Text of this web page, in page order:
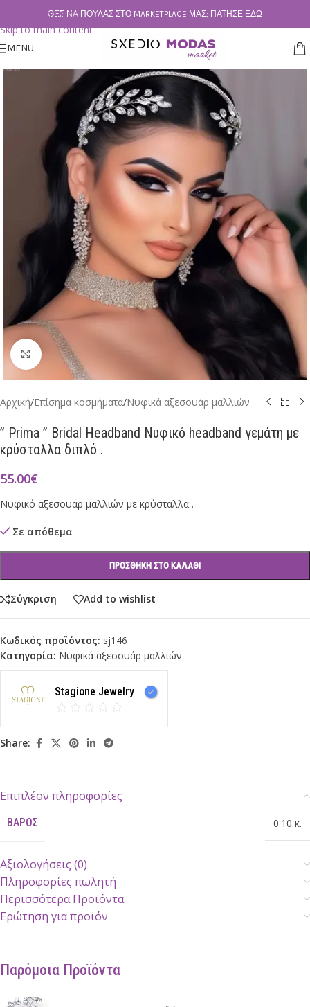
Skip to navigation
Skip to main content
ΘΕΣ ΝΑ ΠΟΥΛΆΣ ΣΤΟ MARKETPLACE ΜΑΣ; ΠΆΤΗΣΕ ΕΔΏ
MENU
Click to enlarge
Αρχική/Επίσημα κοσμήματα/Νυφικά αξεσουάρ μαλλιών
” Prima ” Bridal Headband Νυφικό headband γεμάτη με
κρύσταλλα διπλό .
55.00€
Νυφικό αξεσουάρ μαλλιών με κρύσταλλα .
Σε απόθεμα
ΠΡΟΣΘΉΚΗ ΣΤΟ ΚΑΛΆΘΙ
Σύγκριση Add to wishlist
Κωδικός προϊόντος: sj146
Κατηγορία: Νυφικά αξεσουάρ μαλλιών
Stagione Jewelry
Share:
Επιπλέον πληροφορίες
ΒΆΡΟΣ 0.10 κ.
Αξιολογήσεις (0)
Πληροφορίες πωλητή
Περισσότερα Προϊόντα
Ερώτηση για προϊόν
Παρόμοια Προϊόντα